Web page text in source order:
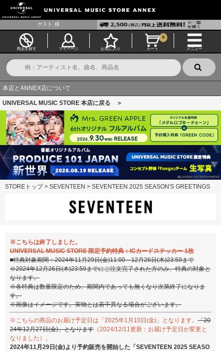
ゲスト 様
商品を探す マイページ お気に入り カート
0
メニュー
本店とANNEX店について
UNIVERSAL MUSIC STORE 本店に戻る ＞
STOREトップ> SEVENTEEN > SEVENTEEN 2025 SEASON'S GREETINGS
※こちらは終了しました。
UNIVERSAL MUSIC STORE 限定予約特典：ICカードステッカー 1枚
■特典対象期間：2024年11月29日(金)11:00～12月26日(木)23:59まで
※2024年12月26日(木)23:59までにご注文完了された方のみ、特典の対象と
なります。
※各特典は数量限定のため、期間内であっても無くなり次第終了になりま
す。
※画像はイメージです。実物とは若干異なる場合がございます。
※こちらの商品のお届け予定日は「2025年1月10日(金)」となります。 「20
24年12月27日(金)」となります （2024/12/11更新：お届け予定日が変更と
なりました）。
2024年11月29日(金)より予約販売を開始した「SEVENTEEN 2025 SEASO